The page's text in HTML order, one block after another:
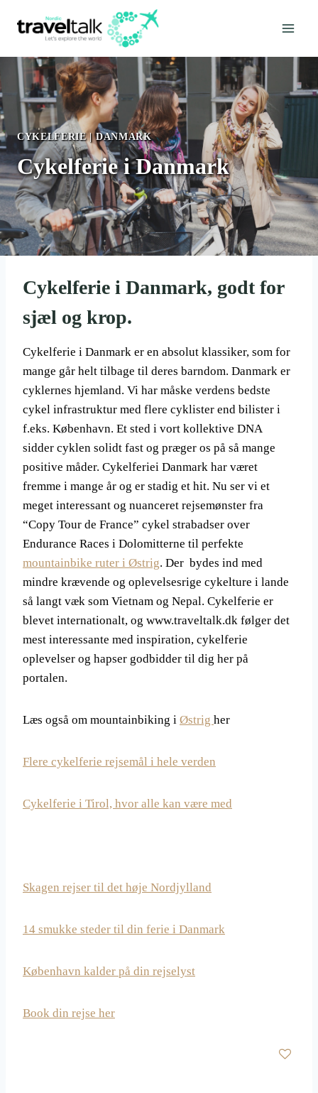
CYKELFERIE|DANMARK
Cykelferie i Danmark
Cykelferie i Danmark, godt for
sjæl og krop.
Cykelferie i Danmark er en absolut klassiker, som for
mange går helt tilbage til deres barndom. Danmark er
cyklernes hjemland. Vi har måske verdens bedste
cykel infrastruktur med flere cyklister end bilister i
f.eks. København. Et sted i vort kollektive DNA
sidder cyklen solidt fast og præger os på så mange
positive måder. Cykelferiei Danmark har været
fremme i mange år og er stadig et hit. Nu ser vi et
meget interessant og nuanceret rejsemønster fra
“Copy Tour de France” cykel strabadser over
Endurance Races i Dolomitterne til perfekte
mountainbike ruter i Østrig. Der bydes ind med
mindre krævende og oplevelsesrige cykelture i lande
så langt væk som Vietnam og Nepal. Cykelferie er
blevet internationalt, og www.traveltalk.dk følger det
mest interessante med inspiration, cykelferie
oplevelser og hapser godbidder til dig her på
portalen.
Læs også om mountainbiking i Østrig her
Flere cykelferie rejsemål i hele verden
Cykelferie i Tirol, hvor alle kan være med
Skagen rejser til det høje Nordjylland
14 smukke steder til din ferie i Danmark
København kalder på din rejselyst
Book din rejse her